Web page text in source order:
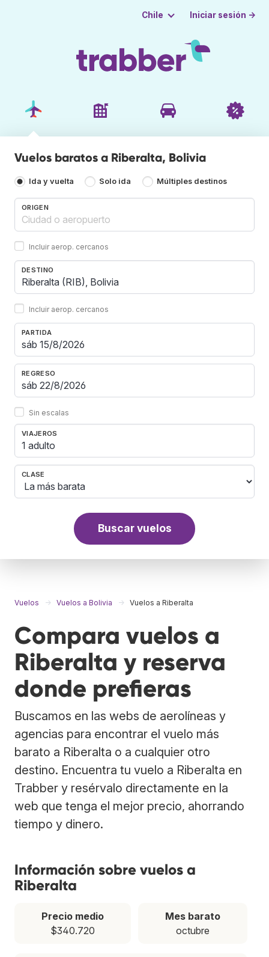
Chile Iniciar sesión →
Vuelos baratos a Riberalta, Bolivia
Ida y vuelta Solo ida Múltiples destinos
ORIGEN
Incluir aerop. cercanos
DESTINO
Incluir aerop. cercanos
PARTIDA
REGRESO
Sin escalas
VIAJEROS
1 adulto
CLASE
Buscar vuelos
Vuelos Vuelos a Bolivia Vuelos a Riberalta
Compara vuelos a
Riberalta y reserva
donde prefieras
Buscamos en las webs de aerolíneas y
agencias para encontrar el vuelo más
barato a Riberalta o a cualquier otro
destino. Encuentra tu vuelo a Riberalta en
Trabber y resérvalo directamente en la
web que tenga el mejor precio, ahorrando
tiempo y dinero.
Información sobre vuelos a
Riberalta
Precio medio
$340.720
Mes barato
octubre